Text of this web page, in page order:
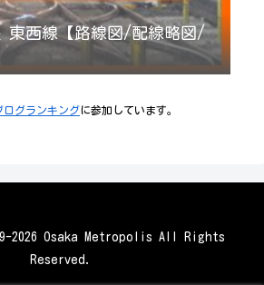
東西線【路線図/配線略図/
ログランキングに参加しています。
2026 Osaka Metropolis All Rights
Reserved.